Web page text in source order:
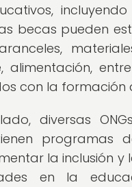
becas pueden
alimentación,
con la formación
diversas
programas
la inclusión y
en la